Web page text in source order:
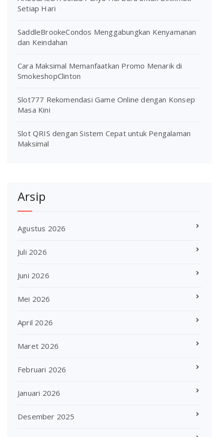
Setiap Hari
SaddleBrookeCondos Menggabungkan Kenyamanan
dan Keindahan
Cara Maksimal Memanfaatkan Promo Menarik di
SmokeshopClinton
Slot777 Rekomendasi Game Online dengan Konsep
Masa Kini
Slot QRIS dengan Sistem Cepat untuk Pengalaman
Maksimal
Arsip
Agustus 2026
Juli 2026
Juni 2026
Mei 2026
April 2026
Maret 2026
Februari 2026
Januari 2026
Desember 2025